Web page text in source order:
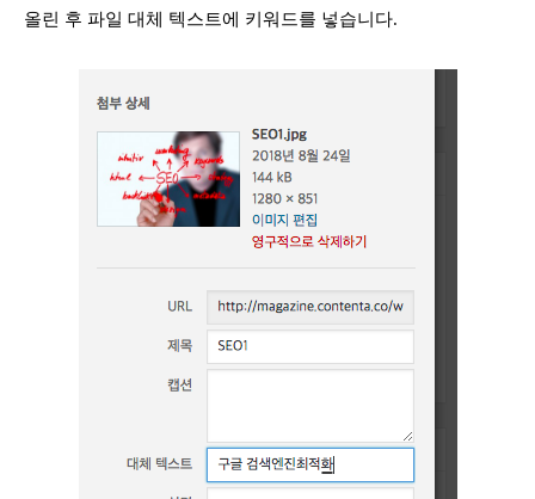
올린 후 파일 대체 텍스트에 키워드를 넣습니다.